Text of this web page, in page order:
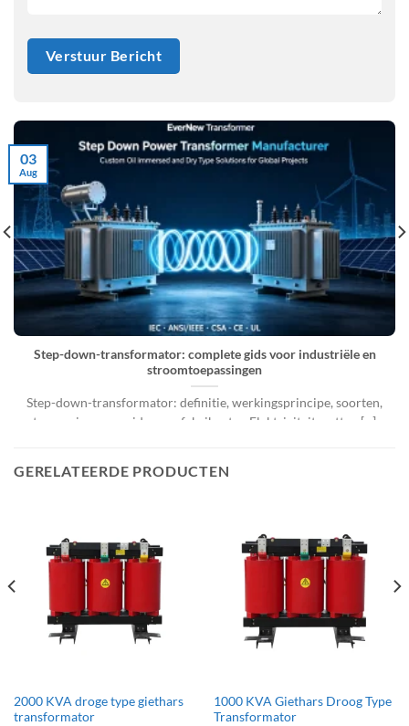
Step-down-transformator: complete gids voor industriële en
stroomtoepassingen
Step-down-transformator: definitie, werkingsprincipe, soorten,
toepassingen en gids voor fabrikanten Elektriciteitsnetten [...]
03
Aug
GERELATEERDE PRODUCTEN
2000 KVA droge type giethars
transformator
1000 KVA Giethars Droog Type
Transformator